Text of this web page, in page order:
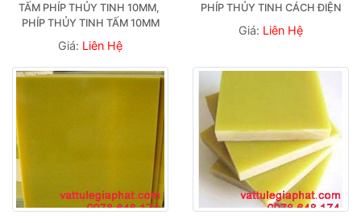
TẤM PHÍP THỦY TINH 10MM,
PHÍP THỦY TINH TẤM 10MM
Giá: Liên Hệ
PHÍP THỦY TINH CÁCH ĐIỆN
Giá: Liên Hệ